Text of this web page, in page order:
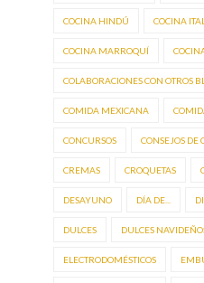
COCINA HINDÚ COCINA
COCINA MARROQUÍ
COLABORACIONES CON OTROS
COMIDA MEXICANA
CONCURSOS CONSEJOS DE
CREMAS CROQUETAS
DESAYUNO DÍA DE...
DULCES DULCES
ELECTRODOMÉSTICOS